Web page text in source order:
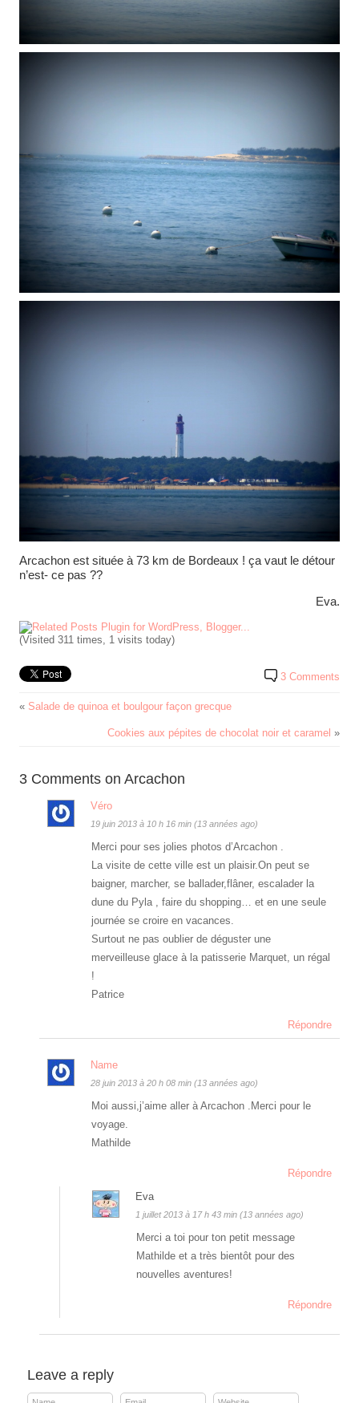
Arcachon est située à 73 km de Bordeaux ! ça vaut le détour
n’est- ce pas ??
Eva.
(Visited 311 times, 1 visits today)
3 Comments
« Salade de quinoa et boulgour façon grecque
Cookies aux pépites de chocolat noir et caramel »
3 Comments on Arcachon
Véro
19 juin 2013 à 10 h 16 min (13 années ago)
Merci pour ses jolies photos d’Arcachon .
La visite de cette ville est un plaisir.On peut se
baigner, marcher, se ballader,flâner, escalader la
dune du Pyla , faire du shopping… et en une seule
journée se croire en vacances.
Surtout ne pas oublier de déguster une
merveilleuse glace à la patisserie Marquet, un régal
!
Patrice
Répondre
Name
28 juin 2013 à 20 h 08 min (13 années ago)
Moi aussi,j’aime aller à Arcachon .Merci pour le
voyage.
Mathilde
Répondre
Eva
1 juillet 2013 à 17 h 43 min (13 années ago)
Merci a toi pour ton petit message
Mathilde et a très bientôt pour des
nouvelles aventures!
Répondre
Leave a reply